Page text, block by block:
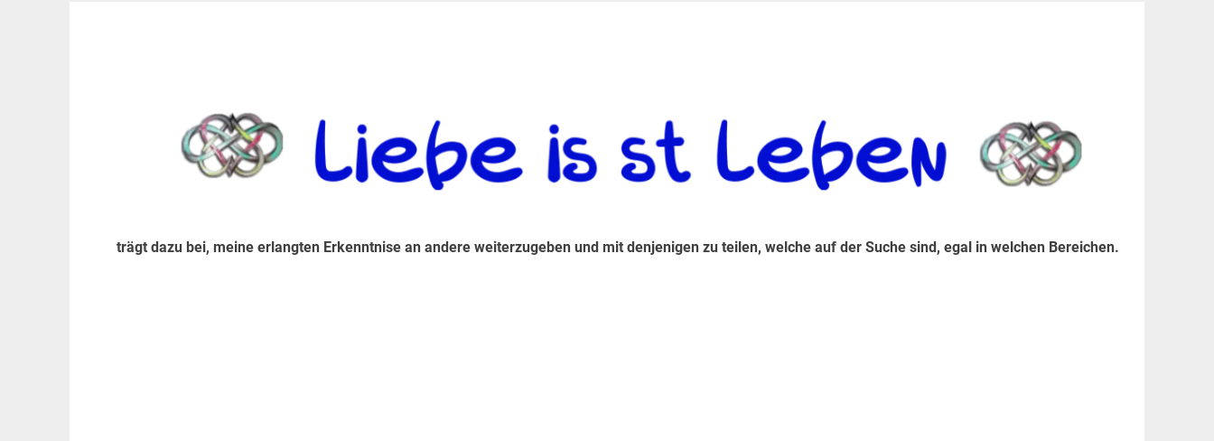
trägt dazu bei, meine erlangten Erkenntnise an andere weiterzugeben und mit denjenigen zu teilen, welche auf der Suche sind, egal in welchen Bereichen.